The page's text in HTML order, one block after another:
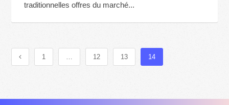
traditionnelles offres du marché...
1 … 12 13 14